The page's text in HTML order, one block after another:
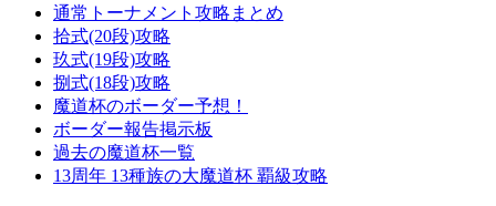
通常トーナメント攻略まとめ
拾式(20段)攻略
玖式(19段)攻略
捌式(18段)攻略
魔道杯のボーダー予想！
ボーダー報告掲示板
過去の魔道杯一覧
13周年 13種族の大魔道杯 覇級攻略